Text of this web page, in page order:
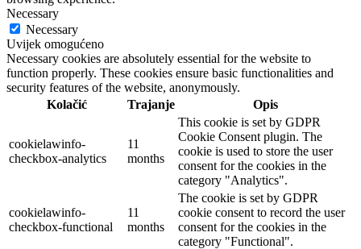
Necessary
Necessary
Uvijek omogućeno
Necessary cookies are absolutely essential for the website to
function properly. These cookies ensure basic functionalities and
security features of the website, anonymously.
Kolačić
Trajanje Opis
cookielawinfo-
checkbox-analytics
11
months
This cookie is set by GDPR
Cookie Consent plugin. The
cookie is used to store the user
consent for the cookies in the
category "Analytics".
cookielawinfo-
checkbox-functional
11
months
The cookie is set by GDPR
cookie consent to record the user
consent for the cookies in the
category "Functional".